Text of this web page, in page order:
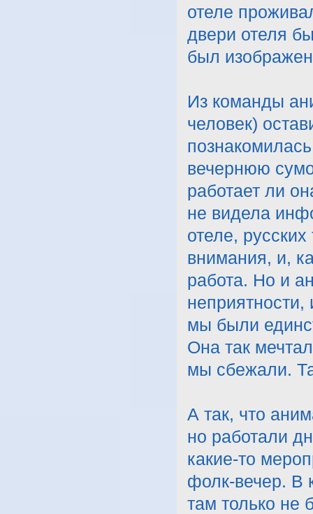
отеле
двери отеля
был
Из команды
человек)
вечернюю
работает ли
не видела
отеле,
внимания, и,
работа. Но и
мы были
Она так
мы сбежали.
А так, что
но работали
какие-то
фолк-вечер. В
там только не